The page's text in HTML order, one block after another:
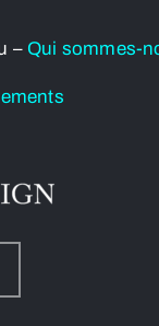
– Qui sommes-